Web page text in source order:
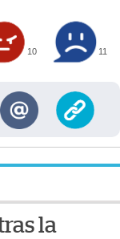
10 11
la